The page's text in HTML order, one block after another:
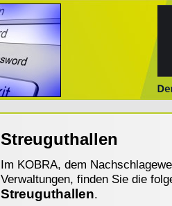
Streuguthallen
Im KOBRA, dem
Verwaltungen, finden Sie die
Streuguthallen.